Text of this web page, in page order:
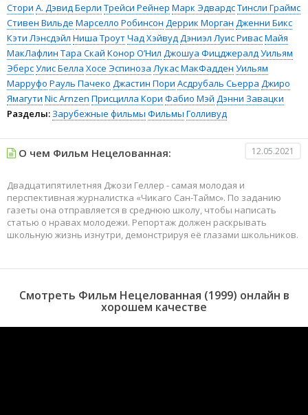
Стори А. Дэвид Берли Трейси Рейнер Марк ЭдвардсТинсли Граймс
Стивен Вильде Марселло Робинсон Деррик Морган Дженни Бикс
Кэти Лэнсдэйл Ниша ТроутЧад ХэйвудДэниэл Луис РивасМайя
МакЛафлин Тара Скай Конор О’Нил Джошуа ФицджералдУильям
ЭберсУлис Белла Хосе Эспиноза Лукас МакФадден Уильям
Марруфо Рауль Пачеко Джастин Пори Асдрубаль Сьерра Джиро
Ямагути Nic Arnzen Присцилла Кори Фабио Мэй Дэнни Завацки
Разделы: Зарубежные фильмы Фильмы Голливуд
О чем Фильм Нецелованная: 12.05.2021
Двадцатипятилетняя Джози Геллер - самая молодая и
перспективная журналистка «Чикаго Сан-Таймс». По заданию
газеты она отправляется в среднюю школу, чтобы написать
статью о нравах молодежи. Репортаж должен раскрывать
школьную жизнь изнутри, демонстрируя её глазами школьников.
Смотреть Фильм Нецелованная (1999) онлайн в
хорошем качестве